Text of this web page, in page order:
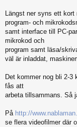
Längst ner syns ett
program- och
samt interface till PC-
mikrokod och
program samt läsa/
väl är inladdat,
Det kommer nog bli 2-3
fås att
arbeta tillsammans. Så
På http://
se flera videofilmer där